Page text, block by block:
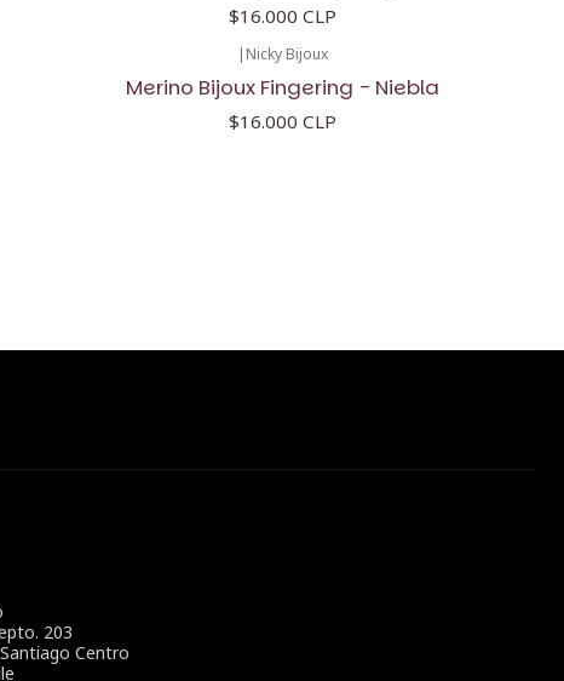
$16.000 CLP
| Nicky Bijoux
Merino Bijoux Fingering - Niebla
$16.000 CLP
203
Centro